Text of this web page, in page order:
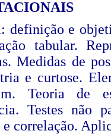
definição e
tabular.
Medidas de
e curtose.
Teoria de
Testes não
e correlação.